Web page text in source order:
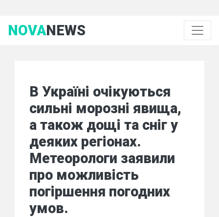
NOVANEWS
В Україні очікуються
сильні морозні явища,
а також дощі та сніг у
деяких регіонах.
Метеорологи заявили
про можливість
погіршення погодних
умов.